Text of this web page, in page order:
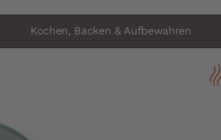
Kochen, Backen & Aufbewahren